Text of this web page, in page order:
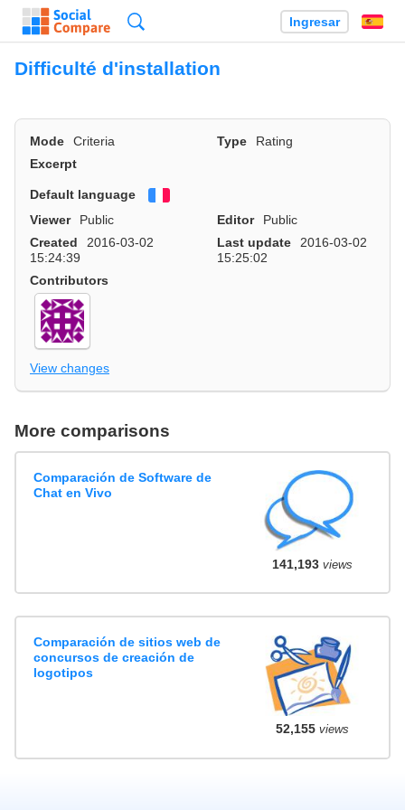
Ingresar
Difficulté d'installation
Mode Criteria Type
Rating
Excerpt
Default language
Viewer
Public Editor
Public
Created
2016-03-02
15:24:39
Last update
2016-03-02
15:25:02
Contributors
View changes
More comparisons
Comparación de Software de
Chat en Vivo
141,193views
Comparación de sitios web de
concursos de creación de
logotipos
52,155views